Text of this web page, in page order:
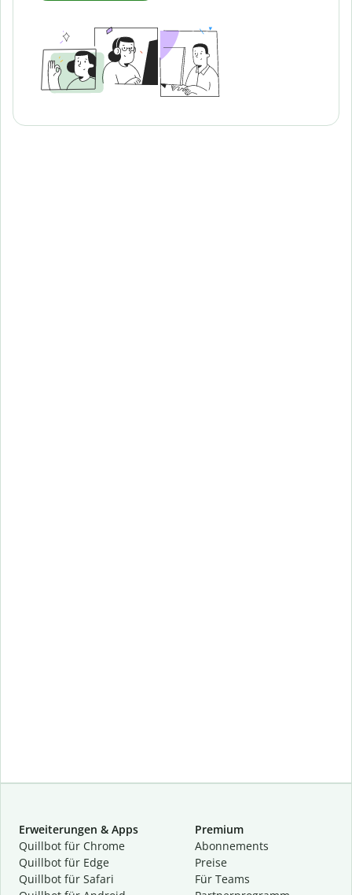
Erweiterungen & Apps
Quillbot für Chrome
Quillbot für Edge
Quillbot für Safari
Premium
Abon­ne­ments
Preise
Für Teams